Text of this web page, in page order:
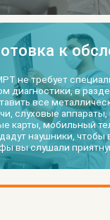
к
не требует
диагностики, в
все
слуховые аппараты,
карты, мобильный
наушники,
вы слушали